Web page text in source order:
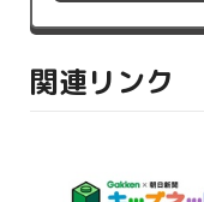
関連リンク